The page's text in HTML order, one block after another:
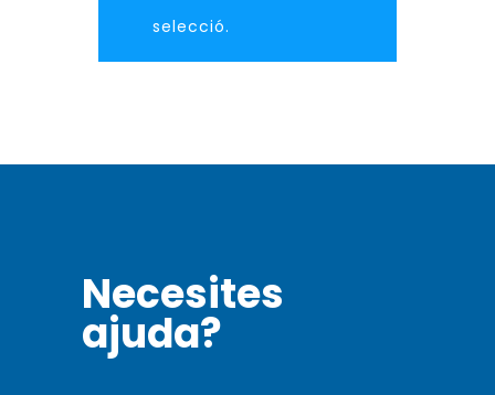
selecció.
Necesites
ajuda?